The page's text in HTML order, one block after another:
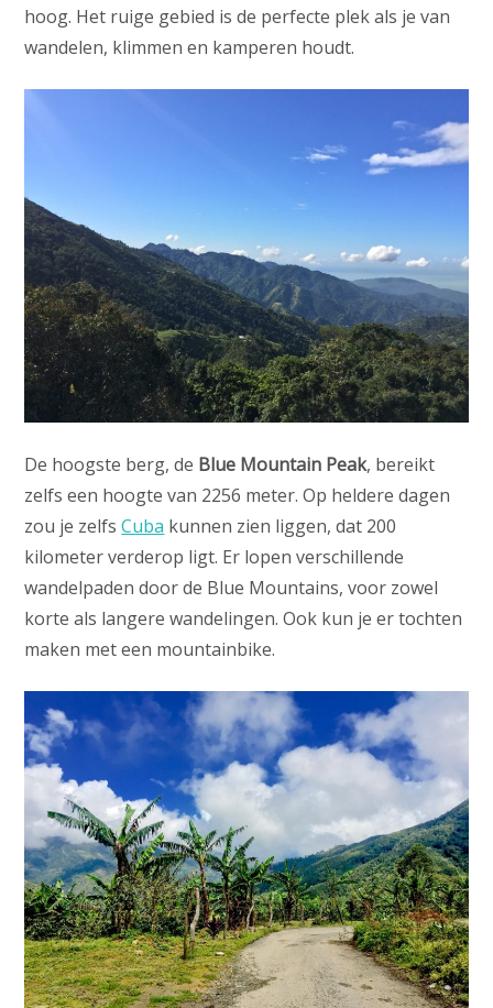
hoog. Het ruige gebied is de perfecte plek als je van
wandelen, klimmen en kamperen houdt.
De hoogste berg, de Blue Mountain Peak, bereikt
zelfs een hoogte van 2256 meter. Op heldere dagen
zou je zelfsCuba kunnen zien liggen, dat 200
kilometer verderop ligt. Er lopen verschillende
wandelpaden door de Blue Mountains, voor zowel
korte als langere wandelingen. Ook kun je er tochten
maken met een mountainbike.